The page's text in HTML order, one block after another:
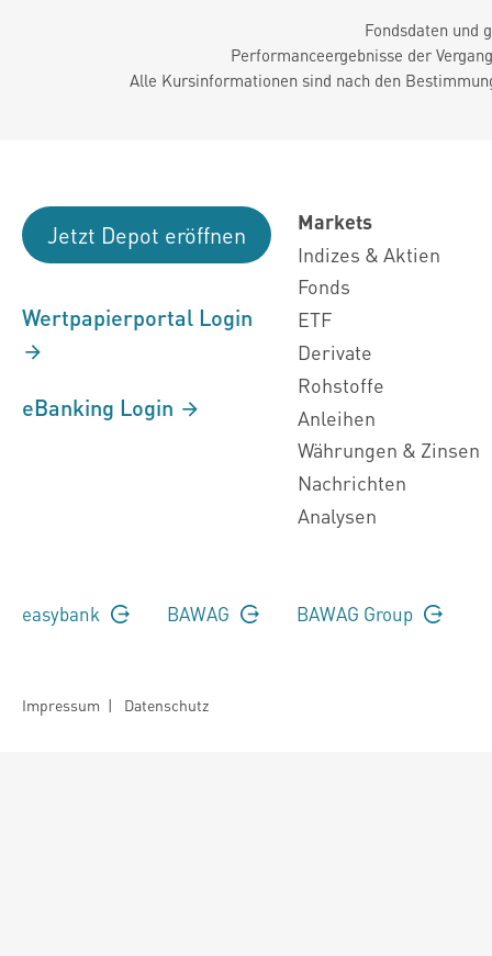
Fondsdaten und
Performanceergebnisse der
Alle Kursinformationen sind nach den
Jetzt Depot eröffnen
Wertpapierportal Login
eBanking Login
Markets
Indizes & Aktien
Fonds
ETF
Derivate
Rohstoffe
Anleihen
Währungen & Zinsen
Nachrichten
Analysen
easybank BAWAG BAWAG Group
Impressum | Datenschutz